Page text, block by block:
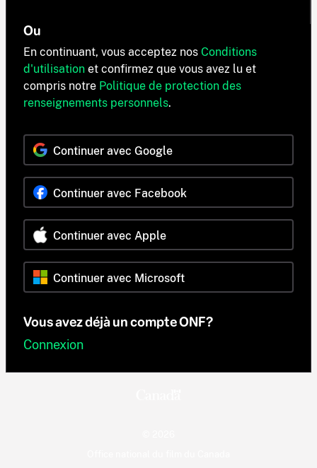
Ou
En continuant, vous acceptez nos Conditions
d'utilisation et confirmez que vous avez lu et
compris notre Politique de protection des
renseignements personnels.
Continuer avec Google
Continuer avec Facebook
Continuer avec Apple
Continuer avec Microsoft
Vous avez déjà un compte ONF?
Connexion